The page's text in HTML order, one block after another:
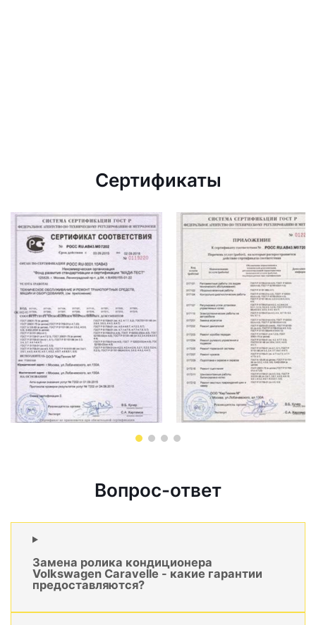
Сертификаты
Вопрос-ответ
Замена ролика кондиционера
Volkswagen Caravelle - какие гарантии
предоставляются?